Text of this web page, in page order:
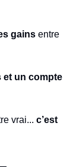
gains entre
et un compte
vrai... c’est